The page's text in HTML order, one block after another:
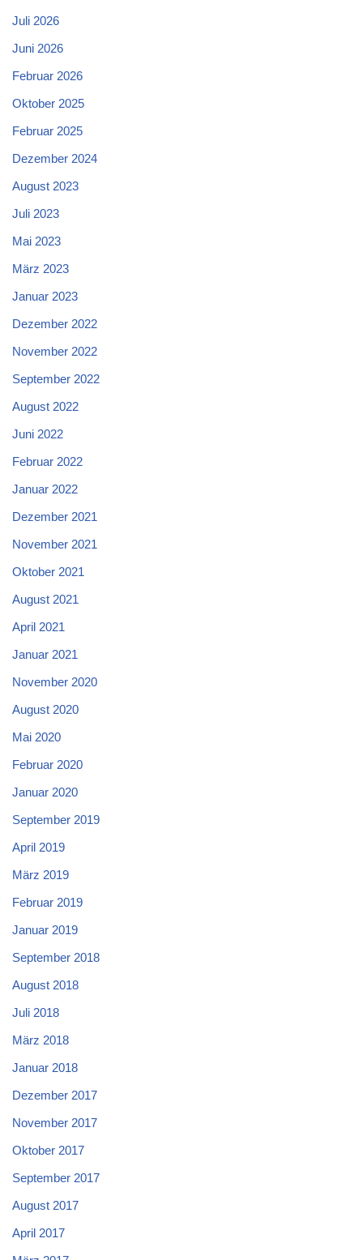
Juli 2026
Juni 2026
Februar 2026
Oktober 2025
Februar 2025
Dezember 2024
August 2023
Juli 2023
Mai 2023
März 2023
Januar 2023
Dezember 2022
November 2022
September 2022
August 2022
Juni 2022
Februar 2022
Januar 2022
Dezember 2021
November 2021
Oktober 2021
August 2021
April 2021
Januar 2021
November 2020
August 2020
Mai 2020
Februar 2020
Januar 2020
September 2019
April 2019
März 2019
Februar 2019
Januar 2019
September 2018
August 2018
Juli 2018
März 2018
Januar 2018
Dezember 2017
November 2017
Oktober 2017
September 2017
August 2017
April 2017